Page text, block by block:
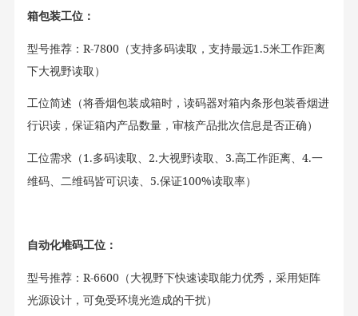
箱包装工位：
型号推荐： R-7800（支持多码读取，支持最远1.5米工作距离
下大视野读取 ）
工位简述（将香烟包装成箱时，读码器对箱内条形包装香烟进
行识读，保证箱内产品数量，审核产品批次信息是否正确 ）
工位需求（ 1.多码读取、 2.大视野读取、 3.高工作距离、 4.一
维码、二维码皆可识读、 5.保证100%读取率）
自动化堆码工位：
型号推荐： R-6600（ 大视野下快速读取能力优秀，采用矩阵
光源设计，可免受环境光造成的干扰）